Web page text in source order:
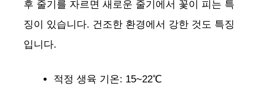
후 줄기를 자르면 새로운 줄기에서 꽃이 피는 특
징이 있습니다. 건조한 환경에서 강한 것도 특징
입니다.
적정 생육 기온: 15~22℃